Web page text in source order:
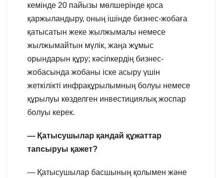
кемінде 20 пайызы мөлшерінде қоса
қаржыландыру, оның ішінде бизнес-жобаға
қатысатын жеке жылжымалы немесе
жылжымайтын мүлік, жаңа жұмыс
орындарын құру; кәсіпкердің бизнес-
жобасында жобаны іске асыру үшін
жеткілікті инфрақұрылымның болуы немесе
құрылуы көзделген инвестициялық жоспар
болуы керек.
— Қатысушылар қандай құжаттар
тапсыруы қажет?
— Қатысушылар басшының қолымен және